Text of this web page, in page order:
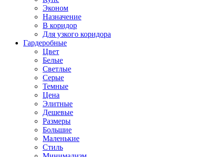
Эконом
Назначение
В коридор
Для узкого коридора
Гардеробные
Цвет
Белые
Светлые
Серые
Темные
Цена
Элитные
Дешевые
Размеры
Большие
Маленькие
Стиль